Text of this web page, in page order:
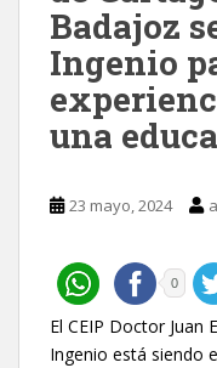
Badajoz
Ingenio
una
23 mayo, 2024
0
El CEIP Doctor Juan
Ingenio está siendo